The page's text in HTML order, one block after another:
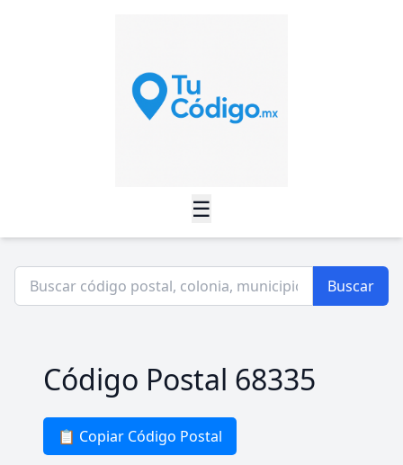
☰
Buscar
Código Postal 68335
📋 Copiar Código Postal